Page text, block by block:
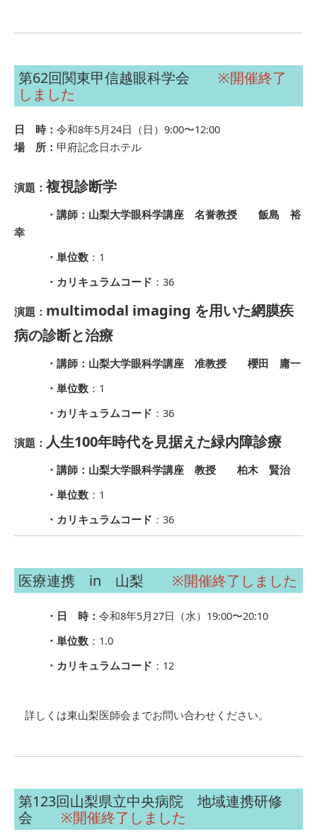
第62回関東甲信越眼科学会
※開催終了
しました
日 時： 令和8年5月24日（日）9:00〜12:00
場 所： 甲府記念日ホテル
演題： 複視診断学
・講師：山梨大学眼科学講座 名誉教授 飯島 裕
幸
・単位数 ：1
・カリキュラムコード ：36
演題： multimodal imaging を用いた網膜疾
病の診断と治療
・講師：山梨大学眼科学講座 准教授 櫻田 庸一
・単位数 ：1
・カリキュラムコード ：36
演題： 人生100年時代を見据えた緑内障診療
・講師：山梨大学眼科学講座 教授 柏木 賢治
・単位数 ：1
・カリキュラムコード ：36
医療連携 in 山梨 ※開催終了しました
・日 時： 令和8年5月27日（水）19:00〜20:10
・単位数 ：1.0
・カリキュラムコード ：12
詳しくは東山梨医師会までお問い合わせください。
第123回山梨県立中央病院 地域連携研修
会 ※開催終了しました